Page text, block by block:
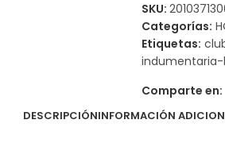
SKU:
Categorías:
Etiquetas:
Comparte en:
DESCRIPCIÓNINFORMACIÓN